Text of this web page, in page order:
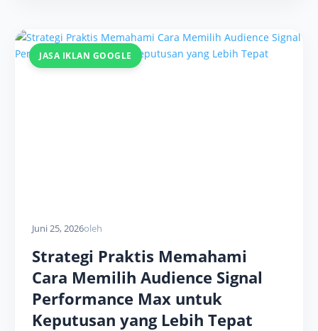
JASA IKLAN GOOGLE
Juni 25, 2026oleh
Strategi Praktis Memahami
Cara Memilih Audience Signal
Performance Max untuk
Keputusan yang Lebih Tepat